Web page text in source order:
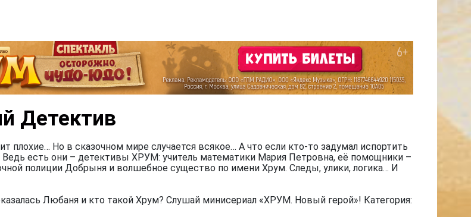
Детектив
плохие… Но в сказочном мире случается всякое… А что если кто-то задумал испортить
Ведь есть они – детективы ХРУМ: учитель математики Мария Петровна, её помощники –
полиции Добрыня и волшебное существо по имени Хрум. Следы, улики, логика… И
Любаня и кто такой Хрум? Слушай минисериал «ХРУМ. Новый герой»! Категория: